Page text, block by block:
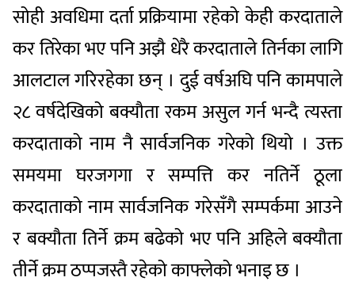
सोही अवधिमा दर्ता प्रक्रियामा रहेको केही करदाताले
कर तिरेका भए पनि अझै धेरै करदाताले तिर्नका लागि
आलटाल गरिरहेका छन् । दुई वर्षअघि पनि कामपाले
२८ वर्षदेखिको बक्यौता रकम असुल गर्न भन्दै त्यस्ता
करदाताको नाम नै सार्वजनिक गरेको थियो । उक्त
समयमा घरजगगा र सम्पत्ति कर नतिर्ने ठूला
करदाताको नाम सार्वजनिक गरेसँगै सम्पर्कमा आउने
र बक्यौता तिर्ने क्रम बढेको भए पनि अहिले बक्यौता
तीर्ने क्रम ठप्पजस्तै रहेको काफ्लेको भनाइ छ ।